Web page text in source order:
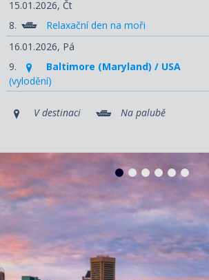
15.01.2026, Čt
8.
Relaxační den na moři
16.01.2026, Pá
9.
Baltimore (Maryland) / USA
(vylodění)
V destinaci Na palubě